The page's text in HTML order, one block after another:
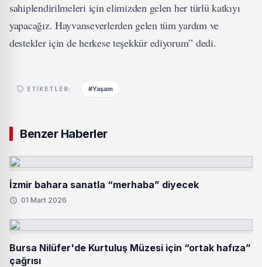
sahiplendirilmeleri için elimizden gelen her türlü katkıyı
yapacağız. Hayvanseverlerden gelen tüm yardım ve
destekler için de herkese teşekkür ediyorum” dedi.
ETIKETLER: #Yaşam
Benzer Haberler
İzmir bahara sanatla “merhaba” diyecek
01 Mart 2026
Bursa Nilüfer'de Kurtuluş Müzesi için “ortak hafıza”
çağrısı